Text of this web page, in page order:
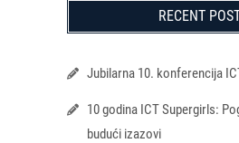
RECENT
Jubilarna 10. konferencija
10 godina ICT Supergirls:
budući izazovi